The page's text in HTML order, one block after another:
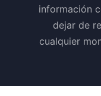
información
dejar de
cualquier